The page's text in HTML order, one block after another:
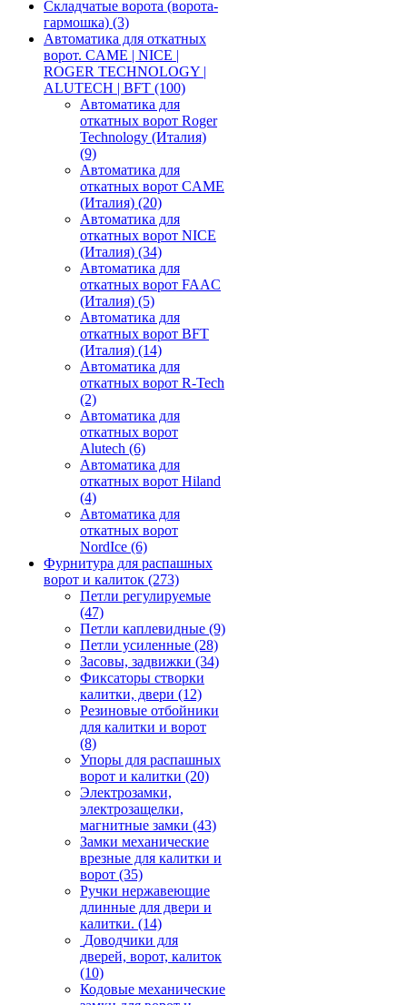
Складчатые ворота (ворота-
гармошка) (3)
Автоматика для откатных
ворот. CAME | NICE |
ROGER TECHNOLOGY |
ALUTECH | BFT (100)
Автоматика для
откатных ворот Roger
Technology (Италия)
(9)
Автоматика для
откатных ворот CAME
(Италия) (20)
Автоматика для
откатных ворот NICE
(Италия) (34)
Автоматика для
откатных ворот FAAC
(Италия) (5)
Автоматика для
откатных ворот BFT
(Италия) (14)
Автоматика для
откатных ворот R-Tech
(2)
Автоматика для
откатных ворот
Alutech (6)
Автоматика для
откатных ворот Hiland
(4)
Автоматика для
откатных ворот
NordIce (6)
Фурнитура для распашных
ворот и калиток (273)
Петли регулируемые
(47)
Петли каплевидные (9)
Петли усиленные (28)
Засовы, задвижки (34)
Фиксаторы створки
калитки, двери (12)
Резиновые отбойники
для калитки и ворот
(8)
Упоры для распашных
ворот и калитки (20)
Электрозамки,
электрозащелки,
магнитные замки (43)
Замки механические
врезные для калитки и
ворот (35)
Ручки нержавеющие
длинные для двери и
калитки. (14)
Доводчики для
дверей, ворот, калиток
(10)
Кодовые механические